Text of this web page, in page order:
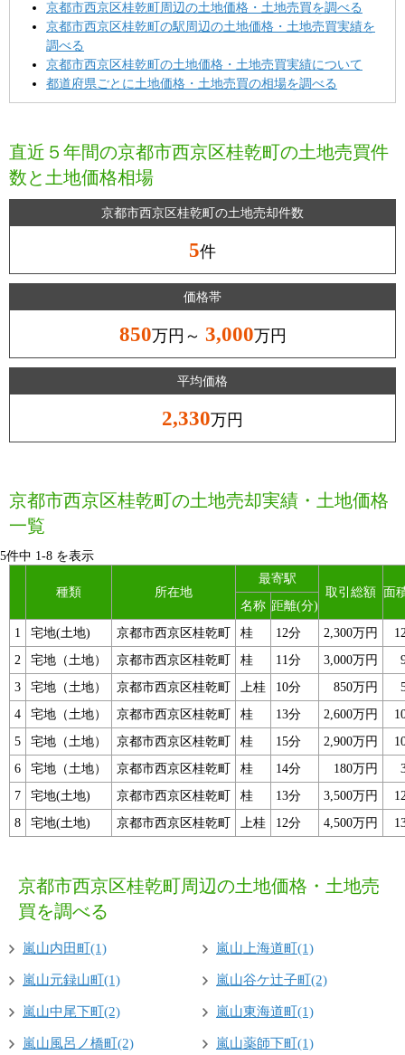
京都市西京区桂乾町周辺の土地価格・土地売買を調べる
京都市西京区桂乾町の駅周辺の土地価格・土地売買実績を
調べる
京都市西京区桂乾町の土地価格・土地売買実績について
都道府県ごとに土地価格・土地売買の相場を調べる
直近５年間の京都市西京区桂乾町の土地売買件
数と土地価格相場
京都市西京区桂乾町の土地売却件数
5件
価格帯
850万円～ 3,000万円
平均価格
2,330万円
京都市西京区桂乾町の土地売却実績・土地価格
一覧
5件中 1-8 を表示
種類 所在地
最寄駅
取引総額 面
名称 距離(分)
1
宅地(土地) 京都市西京区桂乾町 桂 12分 2,300万円
2
宅地（土地） 京都市西京区桂乾町 桂 11分 3,000万円
3
宅地（土地） 京都市西京区桂乾町 上桂 10分 850万円
4
宅地（土地） 京都市西京区桂乾町 桂 13分 2,600万円
5
宅地（土地） 京都市西京区桂乾町 桂 15分 2,900万円
6
宅地（土地） 京都市西京区桂乾町 桂 14分 180万円
7
宅地(土地) 京都市西京区桂乾町 桂 13分 3,500万円
8
宅地(土地) 京都市西京区桂乾町 上桂 12分 4,500万円
京都市西京区桂乾町周辺の土地価格・土地売
買を調べる
嵐山内田町(1) 嵐山上海道町(1)
嵐山元録山町(1) 嵐山谷ケ辻子町(2)
嵐山中尾下町(2) 嵐山東海道町(1)
嵐山風呂ノ橋町(2) 嵐山薬師下町(1)